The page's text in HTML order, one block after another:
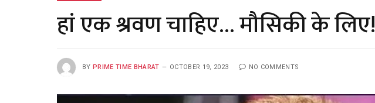
हां एक श्रवण चाहिए… मौसिकी के लिए!
BY PRIME TIME BHARAT OCTOBER 19, 2023 NO COMMENTS